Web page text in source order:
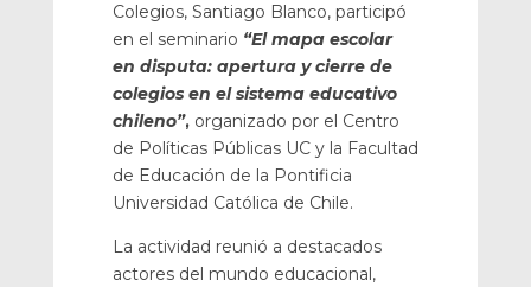
Colegios, Santiago Blanco, participó
en el seminario “El mapa escolar
en disputa: apertura y cierre de
colegios en el sistema educativo
chileno”, organizado por el Centro
de Políticas Públicas UC y la Facultad
de Educación de la Pontificia
Universidad Católica de Chile.
La actividad reunió a destacados
actores del mundo educacional,